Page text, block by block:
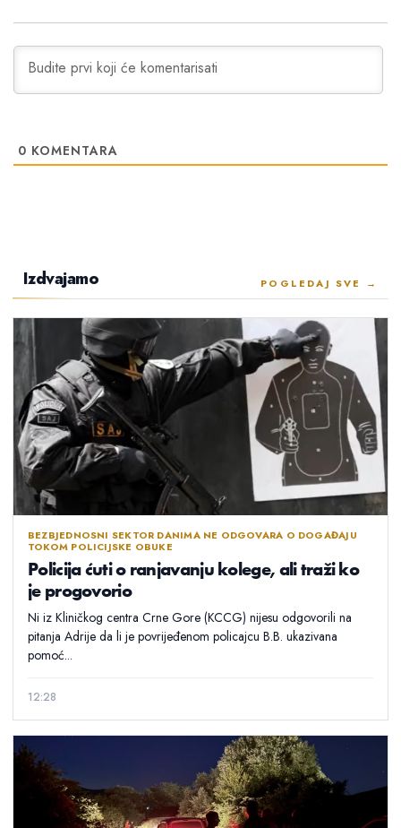
0 KOMENTARA
Izdvajamo POGLEDAJ SVE →
BEZBJEDNOSNI SEKTOR DANIMA NE ODGOVARA O DOGAĐAJU
TOKOM POLICIJSKE OBUKE
Policija ćuti o ranjavanju kolege, ali traži ko
je progovorio
Ni iz Kliničkog centra Crne Gore (KCCG) nijesu odgovorili na
pitanja Adrije da li je povrijeđenom policajcu B.B. ukazivana
pomoć...
12:28